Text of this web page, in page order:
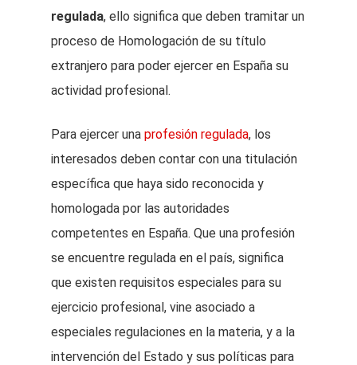
regulada, ello significa que deben tramitar un
proceso de Homologación de su título
extranjero para poder ejercer en España su
actividad profesional.
Para ejercer una profesión regulada, los
interesados deben contar con una titulación
específica que haya sido reconocida y
homologada por las autoridades
competentes en España. Que una profesión
se encuentre regulada en el país, significa
que existen requisitos especiales para su
ejercicio profesional, vine asociado a
especiales regulaciones en la materia, y a la
intervención del Estado y sus políticas para